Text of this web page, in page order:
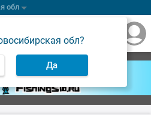
обл
обл?
Да